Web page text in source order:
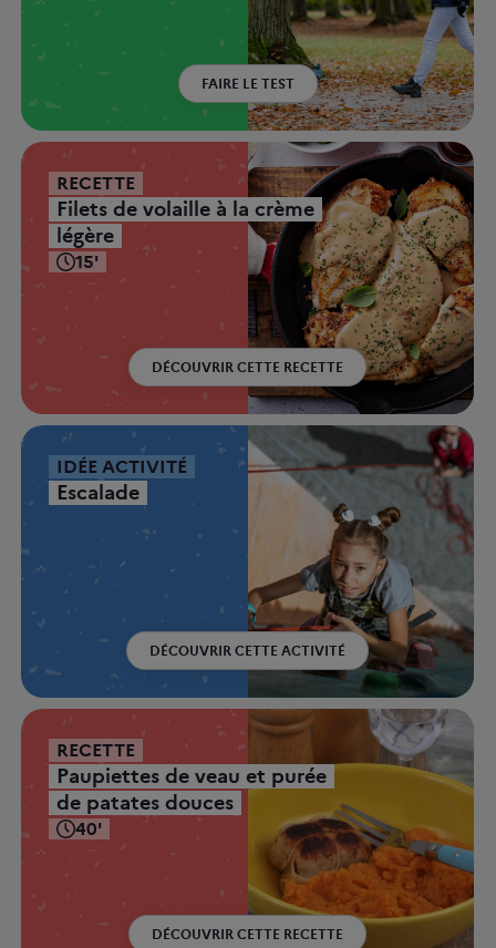
FAIRE LE TEST
RECETTE
Filets de volaille à la crème
légère
15'
DÉCOUVRIR CETTE RECETTE
IDÉE ACTIVITÉ
Escalade
DÉCOUVRIR CETTE ACTIVITÉ
RECETTE
Paupiettes de veau et purée
de patates douces
40'
DÉCOUVRIR CETTE RECETTE